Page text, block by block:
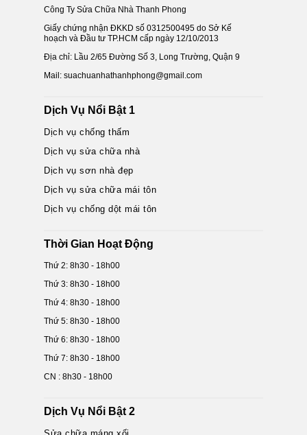
Công Ty Sửa Chữa Nhà Thanh Phong
Giấy chứng nhận ĐKKD số 0312500495 do Sở Kế
hoạch và Đầu tư TP.HCM cấp ngày 12/10/2013
Địa chỉ: Lầu 2/65 Đường Số 3, Long Trường, Quận 9
Mail: suachuanhathanhphong@gmail.com
Dịch Vụ Nổi Bật 1
Dịch vụ chống thấm
Dịch vụ sửa chữa nhà
Dịch vụ sơn nhà đẹp
Dịch vụ sửa chữa mái tôn
Dịch vụ chống dột mái tôn
Thời Gian Hoạt Động
Thứ 2: 8h30 - 18h00
Thứ 3: 8h30 - 18h00
Thứ 4: 8h30 - 18h00
Thứ 5: 8h30 - 18h00
Thứ 6: 8h30 - 18h00
Thứ 7: 8h30 - 18h00
CN : 8h30 - 18h00
Dịch Vụ Nổi Bật 2